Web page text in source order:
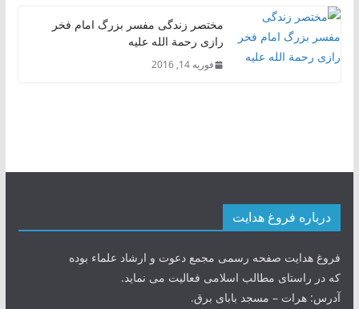
مختصر زندگی مفسر بزرگ امام فخر
رازی رحمة الله علیه
فوریه 14, 2016
درباره فروغ هدایت
فروغ هدایت صفحه رسمی مجمع دعوت و ارشاد علماء بوده
که در راستای مطالب اسلامی فعالیت می نماید.
آدرس: هرات – مسجد بابای برق.